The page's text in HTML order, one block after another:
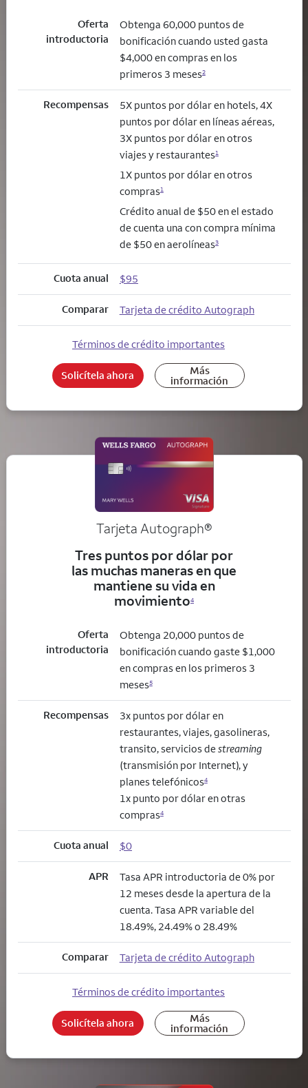
Oferta
introductoria
Obtenga 60,000 puntos de
bonificación cuando usted gasta
$4,000 en compras en los
primeros 3 meses2
Recompensas
5X puntos por dólar en hotels, 4X
puntos por dólar en líneas aéreas,
3X puntos por dólar en otros
viajes y restaurantes1
1X puntos por dólar en otros
compras1
Crédito anual de $50 en el estado
de cuenta una con compra mínima
de $50 en aerolíneas3
Cuota anual $95
Comparar Tarjeta de crédito Autograph
Términos de crédito importantes
Solicítela ahora Más
información
Tarjeta Autograph®
Tres puntos por dólar por
las muchas maneras en que
mantiene su vida en
movimiento4
Oferta
introductoria
Obtenga 20,000 puntos de
bonificación cuando gaste $1,000
en compras en los primeros 3
meses5
Recompensas
3x puntos por dólar en
restaurantes, viajes, gasolineras,
transito, servicios destreaming
(transmisión por Internet), y
planes telefónicos4
1x punto por dólar en otras
compras4
Cuota anual $0
APR
Tasa APR introductoria de 0% por
12 meses desde la apertura de la
cuenta. Tasa APR variable del
18.49%, 24.49% o 28.49%
Comparar Tarjeta de crédito Autograph
Términos de crédito importantes
Solicítela ahora Más
información